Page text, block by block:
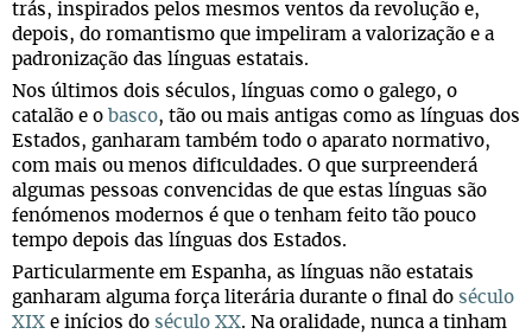
trás, inspirados pelos mesmos ventos da revolução e,
depois, do romantismo que impeliram a valorização e a
padronização das línguas estatais.
Nos últimos dois séculos, línguas como o galego, o
catalão e o basco, tão ou mais antigas como as línguas dos
Estados, ganharam também todo o aparato normativo,
com mais ou menos dificuldades. O que surpreenderá
algumas pessoas convencidas de que estas línguas são
fenómenos modernos é que o tenham feito tão pouco
tempo depois das línguas dos Estados.
Particularmente em Espanha, as línguas não estatais
ganharam alguma força literária durante o final do século
XIX e inícios do século XX. Na oralidade, nunca a tinham